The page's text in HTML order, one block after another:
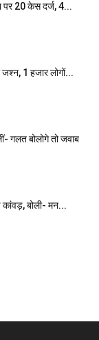
पर 20 केस दर्ज, 4...
1 हजार लोगों...
गलत बोलोगे तो जवाब
कांवड़, बोली- मन...